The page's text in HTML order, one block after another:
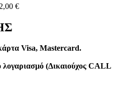
€
Visa, Mastercard.
(Δικαιούχος CALL